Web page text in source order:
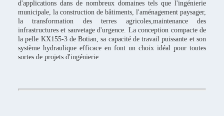
d'applications dans de nombreux domaines tels que l'ingénierie
municipale, la construction de bâtiments, l'aménagement paysager,
la transformation des terres agricoles,maintenance des
infrastructures et sauvetage d'urgence. La conception compacte de
la pelle KX155-3 de Botian, sa capacité de travail puissante et son
système hydraulique efficace en font un choix idéal pour toutes
sortes de projets d'ingénierie.